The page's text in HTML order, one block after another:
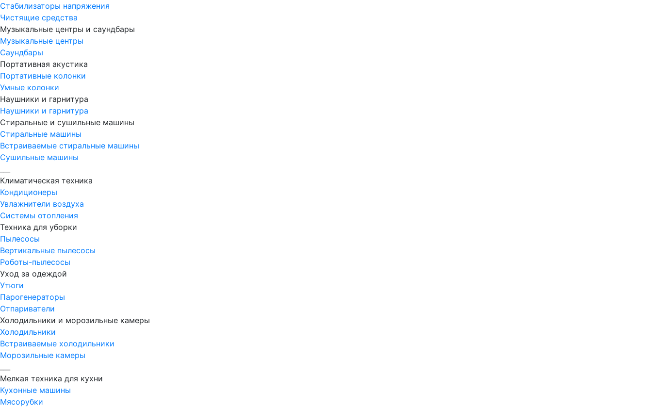
Стабилизаторы напряжения
Чистящие средства
Музыкальные центры и саундбары
Музыкальные центры
Саундбары
Портативная акустика
Портативные колонки
Умные колонки
Наушники и гарнитура
Наушники и гарнитура
Стиральные и сушильные машины
Стиральные машины
Встраиваемые стиральные машины
Сушильные машины
Климатическая техника
Кондиционеры
Увлажнители воздуха
Системы отопления
Техника для уборки
Пылесосы
Вертикальные пылесосы
Роботы-пылесосы
Уход за одеждой
Утюги
Парогенераторы
Отпариватели
Холодильники и морозильные камеры
Холодильники
Встраиваемые холодильники
Морозильные камеры
Мелкая техника для кухни
Кухонные машины
Мясорубки